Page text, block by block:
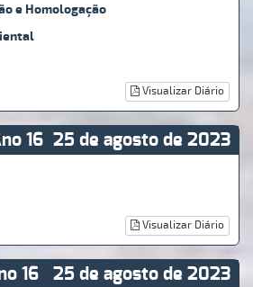
e Homologação
Visualizar Diário
16 25 de agosto de 2023
Visualizar Diário
16 25 de agosto de 2023